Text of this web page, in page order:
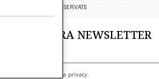
RISERVATE
NOSTRA NEWSLETTER
le condizioni sulla privacy.